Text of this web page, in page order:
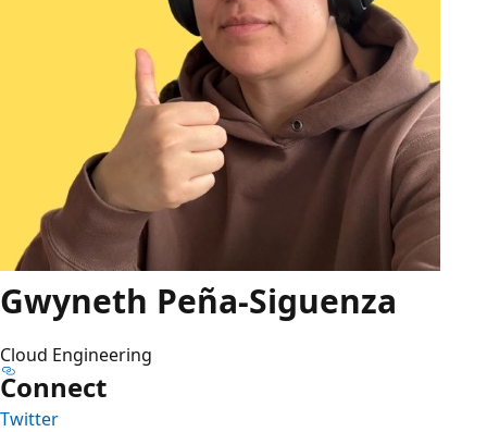
Gwyneth Peña-Siguenza
Cloud Engineering
Connect
Twitter